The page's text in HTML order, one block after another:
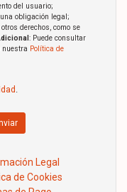
del usuario;
obligación legal;
derechos, como se
: Puede consultar
nuestra Política de
Legal
de Cookies